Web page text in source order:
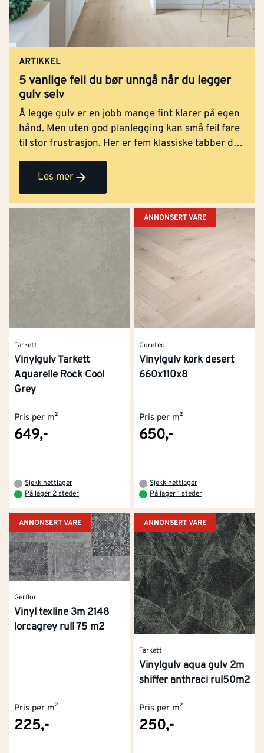
ARTIKKEL
5 vanlige feil du bør unngå når du legger
gulv selv
Å legge gulv er en jobb mange fint klarer på egen
hånd. Men uten god planlegging kan små feil føre
til stor frustrasjon. Her er fem klassiske tabber du
bør unngå.
Les mer
Tarkett
Vinylgulv Tarkett
Aquarelle Rock Cool
Grey
Pris per m²
649,-
Sjekk nettlager
På lager 2 steder
ANNONSERT VARE
Coretec
Vinylgulv kork desert
660x110x8
Pris per m²
650,-
Sjekk nettlager
På lager 1 steder
ANNONSERT VARE
Gerflor
Vinyl texline 3m 2148
lorcagrey rull 75 m2
Pris per m²
225,-
ANNONSERT VARE
Tarkett
Vinylgulv aqua gulv 2m
shiffer anthraci rul50m2
Pris per m²
250,-